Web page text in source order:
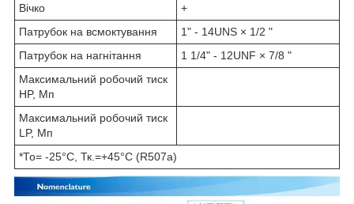
Вічко
+
Патрубок на всмоктування
1" - 14UNS × 1/2 "
Патрубок на нагнітання
1 1/4" - 12UNF × 7/8 "
Максимальний робочий тиск
HP, Мп
Максимальний робочий тиск
LP, Мп
*То= -25°C, Тк.=+45°C (R507a)